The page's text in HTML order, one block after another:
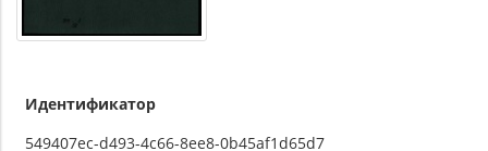
Идентификатор
549407ec-d493-4c66-8ee8-0b45af1d65d7